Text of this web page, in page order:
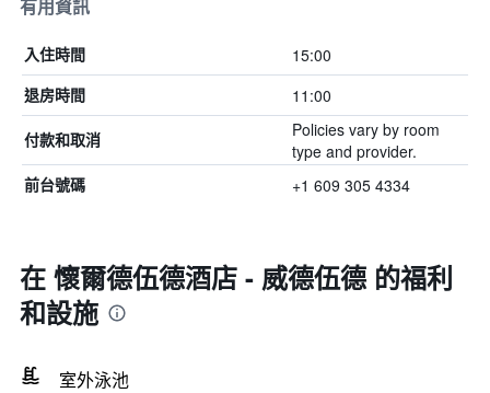
有用資訊
入住時間 15:00
退房時間 11:00
付款和取消
Policies vary by room
type and provider.
前台號碼 +1 609 305 4334
在 懷爾德伍德酒店 - 威德伍德 的福利
和設施
室外泳池